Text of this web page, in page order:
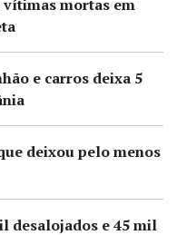
vítimas mortas em
e carros deixa 5
deixou pelo menos
desalojados e 45 mil